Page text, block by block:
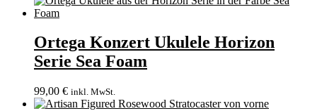
Ortega Konzert Ukulele Horizon
Serie Sea Foam
99,00 € inkl. MwSt.